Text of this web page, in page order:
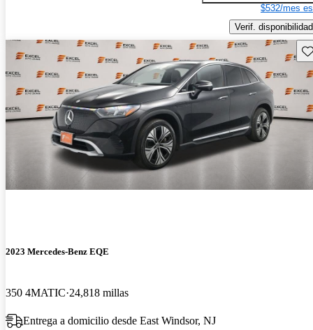
$532/mes
Verif. disponibilidad
2023 Mercedes-Benz EQE
350 4MATIC 24,818 millas
Entrega a domicilio desde East Windsor, NJ